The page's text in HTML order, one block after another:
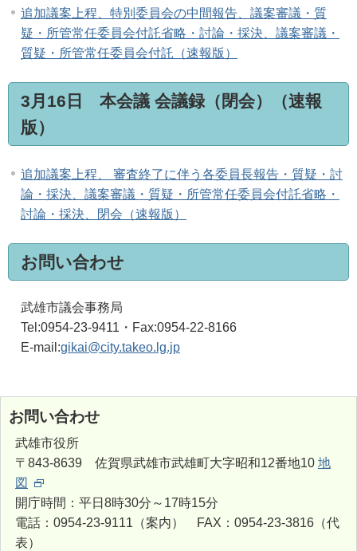
追加議案上程、特別委員会の中間報告、議案審議・質
疑・所管常任委員会付託省略・討論・採決、議案審議・
質疑・所管常任委員会付託（速報版）
3月16日 本会議 会議録（閉会）（速報
版）
追加議案上程、 審査終了に伴う各委員長報告・質疑・討
論・採決、議案審議・質疑・所管常任委員会付託省略・
討論・採決、閉会（速報版）
お問い合わせ
武雄市議会事務局
Tel:0954-23-9411・Fax:0954-22-8166
E-mail:gikai@city.takeo.lg.jp
お問い合わせ
武雄市役所
〒843-8639 佐賀県武雄市武雄町大字昭和12番地10 地
図
開庁時間：平日8時30分～17時15分
電話：0954-23-9111（案内） FAX：0954-23-3816（代
表）